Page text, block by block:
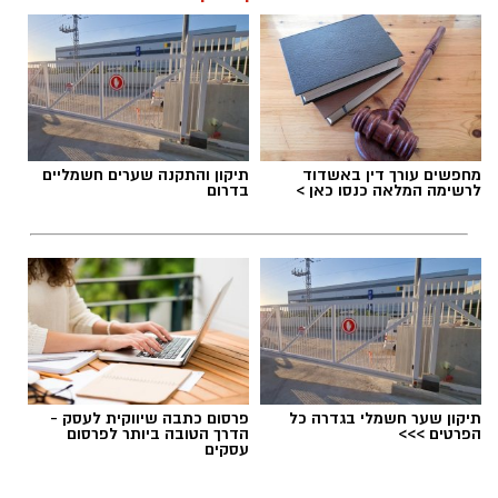
בוי ג'ורג' השיר החדש שתומך בישראל הקשיבו
למילים וצפו בקלפי הרשמי
בוי ג'ורג' השיר החדש שתומך בישראל הקשיבו
למילים וצפו בקלפי הרשמי. הזמר הבריטי Boy
George מעורר סערה בינלאומית בעקבות שיר
מחפשים עורך דין באשדוד
לרשימה המלאה כנסו כאן >
תיקון והתקנה שערים חשמליים
בדרום
תיקון שער חשמלי בגדרה כל
הפרטים >>>
פרסום כתבה שיווקית לעסק -
הדרך הטובה ביותר לפרסום
עסקים